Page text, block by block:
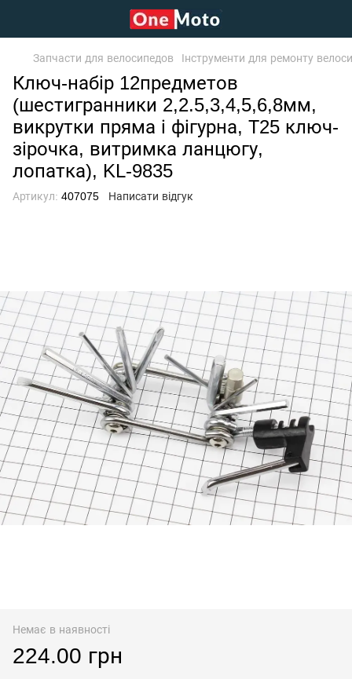
Запчасти для велосипедов Інструменти для ремонту
Ключ-набір 12предметов
(шестигранники 2,2.5,3,4,5,6,8мм,
викрутки пряма і фігурна, Т25 ключ-
зірочка, витримка ланцюгу,
лопатка), KL-9835
Артикул: 407075 Написати відгук
Немає в наявності
224.00 грн